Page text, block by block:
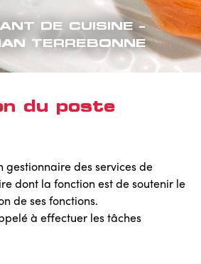
DE CUISINE –
TERREBONNE
du poste
gestionnaire des services de
dont la fonction est de soutenir le
de ses fonctions.
à effectuer les tâches